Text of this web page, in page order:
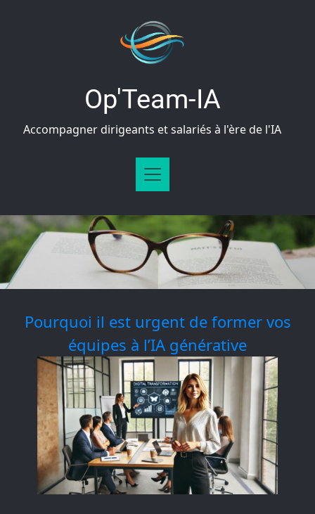
Op'Team-IA
Accompagner dirigeants et salariés à l'ère de l'IA
Pourquoi il est urgent de former vos
équipes à l’IA générative